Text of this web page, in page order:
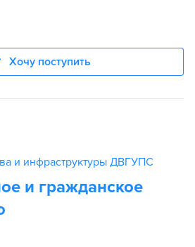
Хочу поступить
и инфраструктуры ДВГУПС
и гражданское